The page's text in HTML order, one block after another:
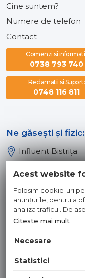
Cine suntem?
Numere de telefon
Contact
Comenzi si
0738 793 740
Reclamatii si Suport:
0748 116 811
Ne găsești și fizic:
Influent Bistrița
Influent Dej
© 2026 INFLUENT
Toate preturile sunt
Hosted byNameBox
Acest website
Folosim cookie-uri
anunțurile, pentru a
analiza traficul. De
rețele sociale, de
la modul în care
cu alte informații
Citeste mai mult
Necesare
Statistici